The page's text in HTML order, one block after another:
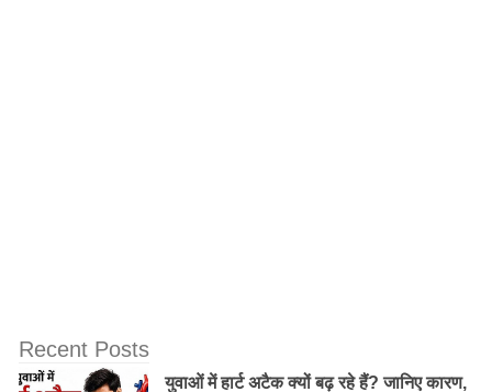
Recent Posts
युवाओं में हार्ट अटैक क्यों बढ़ रहे हैं? जानिए कारण,